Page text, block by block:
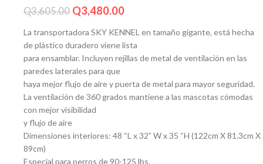
Q3,605.00 Q3,480.00
La transportadora SKY KENNEL en tamaño gigante, está hecha
de plástico duradero viene lista
para ensamblar. Incluyen rejillas de metal de ventilación en las
paredes laterales para que
haya mejor flujo de aire y puerta de metal para mayor seguridad.
La ventilación de 360 grados mantiene a las mascotas cómodas
con mejor visibilidad
y flujo de aire
Dimensiones interiores: 48 “L x 32” W x 35 “H (122cm X 81.3cm X
89cm)
Especial para perros de 90-125 lbs.